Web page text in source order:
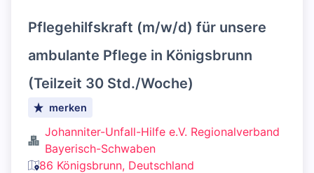
Pflegehilfskraft (m/w/d) für unsere
ambulante Pflege in Königsbrunn
(Teilzeit 30 Std./Woche)
merken
Johanniter-Unfall-Hilfe e.V. Regionalverband
Bayerisch-Schwaben
86 Königsbrunn, Deutschland